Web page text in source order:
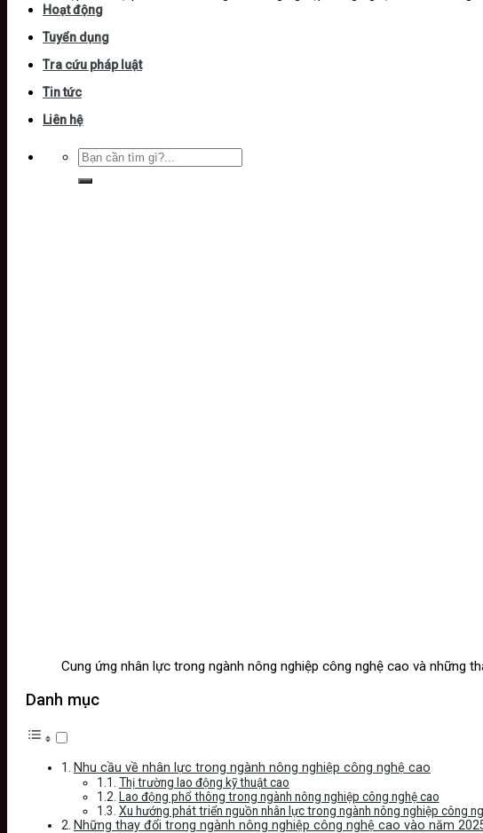
Hoạt động
Tuyển dụng
Tra cứu pháp luật
Tin tức
Liên hệ
Cung ứng nhân lực trong ngành nông nghiệp công nghệ cao và những
Danh mục
Nhu cầu về nhân lực trong ngành nông nghiệp công nghệ cao
Thị trường lao động kỹ thuật cao
Lao động phổ thông trong ngành nông nghiệp công nghệ cao
Xu hướng phát triển nguồn nhân lực trong ngành nông nghiệp công
Những thay đổi trong ngành nông nghiệp công nghệ cao vào năm